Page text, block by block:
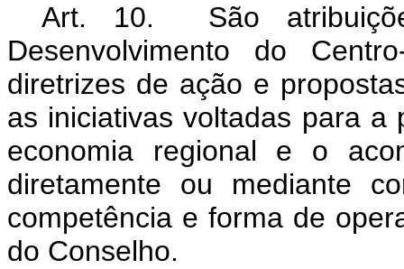
Art. 10. São
Desenvolvimento do
diretrizes de ação e
as iniciativas voltadas para a
economia regional e o
diretamente ou mediante
competência e forma de
do Conselho.